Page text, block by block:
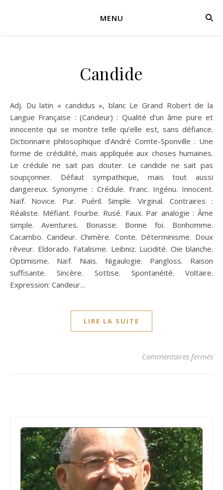
MENU
Candide
Adj. Du latin « candidus », blanc Le Grand Robert de la
Langue Française : (Candeur) : Qualité d’un âme pure et
innocente qui se montre telle qu’elle est, sans défiance.
Dictionnaire philosophique d’André Comte-Sponville : Une
forme de crédulité, mais appliquée aux choses humaines.
Le crédule ne sait pas douter. Le candide ne sait pas
soupçonner. Défaut sympathique, mais tout aussi
dangereux. Synonyme : Crédule. Franc. Ingénu. Innocent.
Naïf. Novice. Pur. Puéril. Simple. Virginal. Contraires :
Réaliste. Méfiant. Fourbe. Rusé. Faux. Par analogie : Âme
simple. Aventures. Bonasse. Bonne foi. Bonhomme.
Cacambo. Candeur. Chimère. Conte. Déterminisme. Doux
rêveur. Eldorado. Fatalisme. Leibniz. Lucidité. Oie blanche.
Optimisme. Naïf. Niais. Nigaulogie. Pangloss. Raison
suffisante. Sincère. Sottise. Spontanéité. Voltaire.
Expression: Candeur…
LIRE LA SUITE
Commentaires fermés